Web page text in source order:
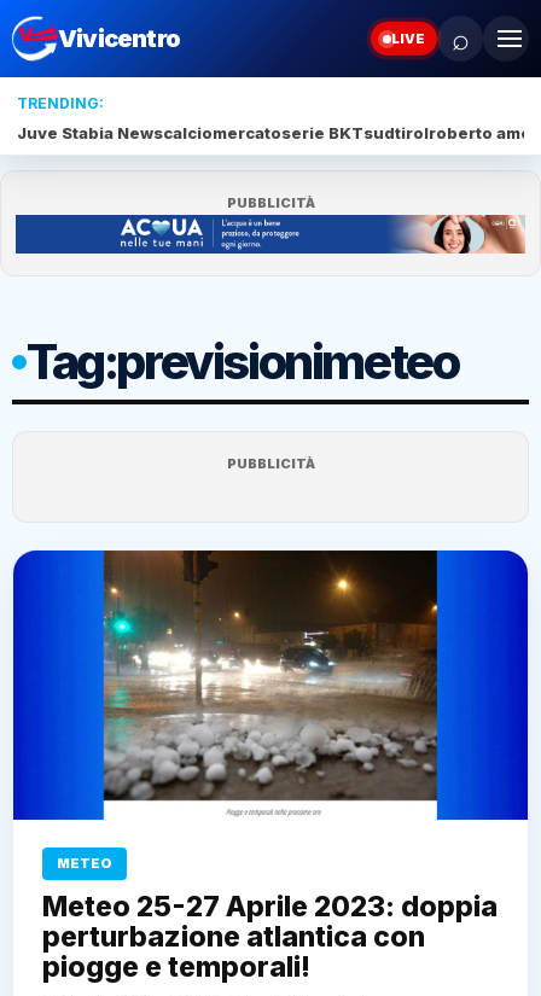
Vivicentro LIVE ⌕
TRENDING:
Juve Stabia Newscalciomercatoserie BKTsudtirolroberto
PUBBLICITÀ
Tag:previsionimeteo
PUBBLICITÀ
METEO
Meteo 25-27 Aprile 2023: doppia
perturbazione atlantica con
piogge e temporali!